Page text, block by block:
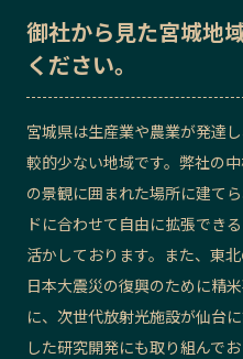
御社から見た宮城地
ください。
宮城県は生産業や農業が発達
較的少ない地域です。弊社の
の景観に囲まれた場所に建て
ドに合わせて自由に拡張でき
活かしております。また、東
日本大震災の復興のために精
に、次世代放射光施設が仙台
した研究開発にも取り組んで